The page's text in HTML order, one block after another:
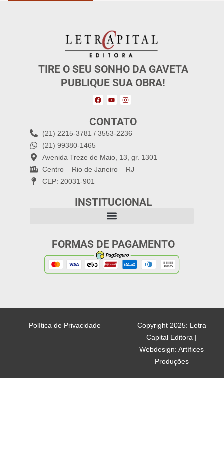
TIRE O SEU SONHO DA GAVETA
PUBLIQUE SUA OBRA!
CONTATO
(21) 2215-3781 / 3553-2236
(21) 99380-1465
Avenida Treze de Maio, 13, gr. 1301
Centro – Rio de Janeiro – RJ
CEP: 20031-901
INSTITUCIONAL
FORMAS DE PAGAMENTO
Copyright 2025: Letra
Capital Editora |
Webdesign: Artífices
Produções
Política de Privacidade